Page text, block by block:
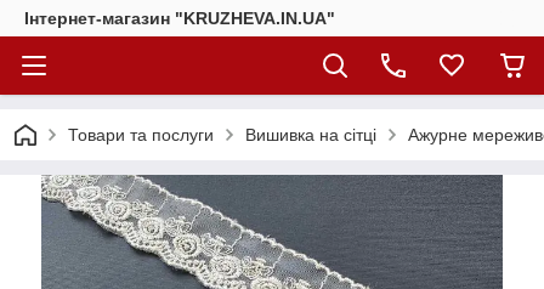
Інтернет-магазин "KRUZHEVA.IN.UA"
Товари та послуги Вишивка на сітці Ажурне мереживо